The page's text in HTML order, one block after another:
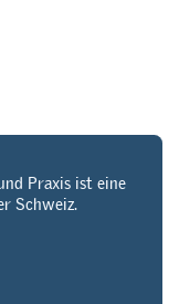
Praxis ist eine
Schweiz.